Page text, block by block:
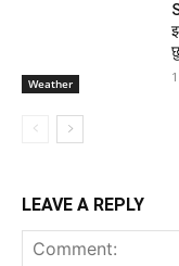
Weather
LEAVE A REPLY